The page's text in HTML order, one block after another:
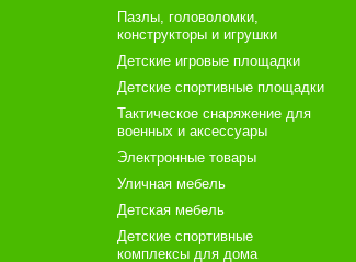
Пазлы, головоломки,
конструкторы и игрушки
Детские игровые площадки
Детские спортивные площадки
Тактическое снаряжение для
военных и аксессуары
Электронные товары
Уличная мебель
Детская мебель
Детские спортивные
комплексы для дома